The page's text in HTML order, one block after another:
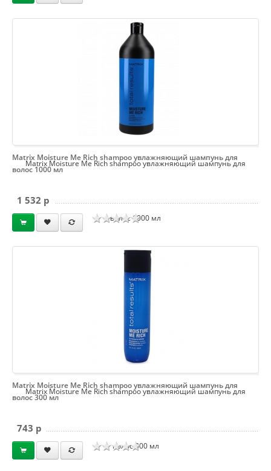
Matrix Moisture Me Rich shampoo увлажняющий шампунь для
волос 1000 мл
Matrix Moisture Me Rich shampoo увлажняющий шампунь для
волос 1000 мл
1 532 p
Matrix Moisture Me Rich shampoo увлажняющий шампунь для
волос 300 мл
Matrix Moisture Me Rich shampoo увлажняющий шампунь для
волос 300 мл
743 p